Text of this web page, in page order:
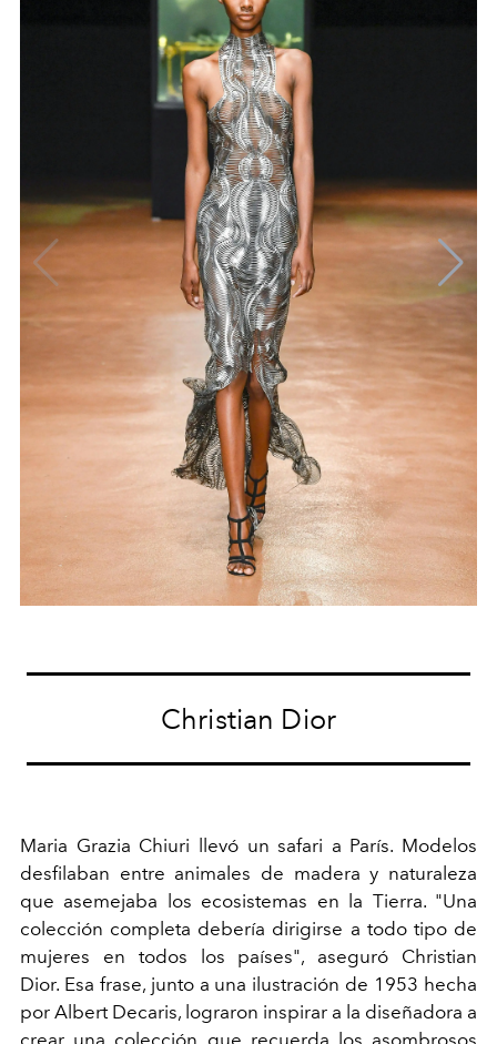
Christian Dior
Maria Grazia Chiuri llevó un safari a París. Modelos
desfilaban entre animales de madera y naturaleza
que asemejaba los ecosistemas en la Tierra. "Una
colección completa debería dirigirse a todo tipo de
mujeres en todos los países", aseguró Christian
Dior. Esa frase, junto a una ilustración de 1953 hecha
por Albert Decaris, lograron inspirar a la diseñadora a